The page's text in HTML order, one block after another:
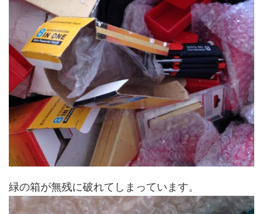
緑の箱が無残に破れてしまっています。